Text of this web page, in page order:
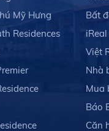
Mỹ Hưng
Residences
Bất
iReal
Việt
Nhà
Mua
Báo
Căn